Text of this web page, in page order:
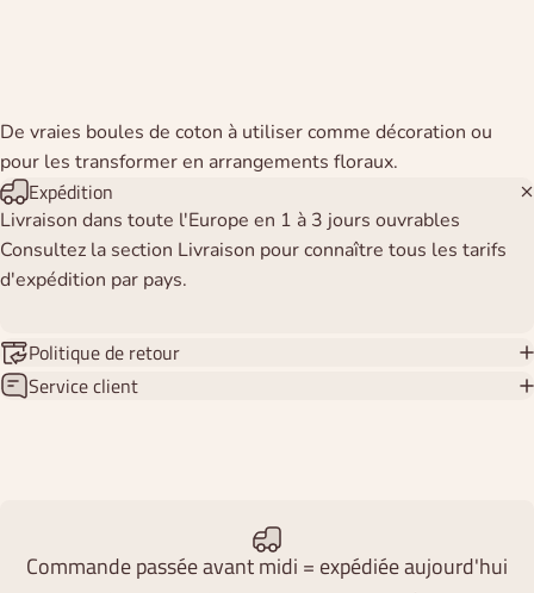
De vraies boules de coton à utiliser comme décoration ou
pour les transformer en arrangements floraux.
Expédition
Livraison dans toute l'Europe en 1 à 3 jours ouvrables
Consultez la section Livraison pour connaître tous les tarifs
d'expédition par pays.
Politique de retour
Service client
Commande passée avant midi = expédiée aujourd'hui